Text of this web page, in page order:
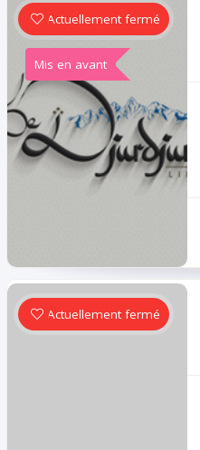
Sport
Réinitialiser les filtres
Mis en avant
Actuellement fermé
Actuellement fermé